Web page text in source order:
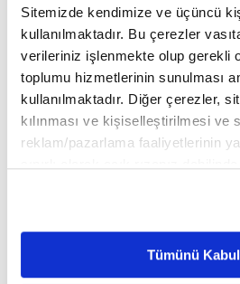
Sitemizde kendimize ve üçüncü
kullanılmaktadır. Bu çerezler
verileriniz işlenmekte olup gerekli
toplumu hizmetlerinin sunulması
kullanılmaktadır. Diğer çerezler,
kılınması ve kişiselleştirilmesi ve
reklam/pazarlama faaliyetlerinin
belirleyebilirsiniz. Çerezlere ilişkin
Ayarlar butonuna tıklayabilir,
Metnimizi ziyaret edebilirsiniz.
6698 sayılı Kişisel Verilerin
Tümünü
Mobil
İLGİNİZİ ÇEKEBİLECEK